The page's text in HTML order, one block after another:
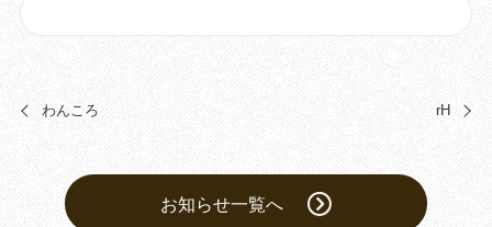
わんころ rH
お知らせ一覧へ